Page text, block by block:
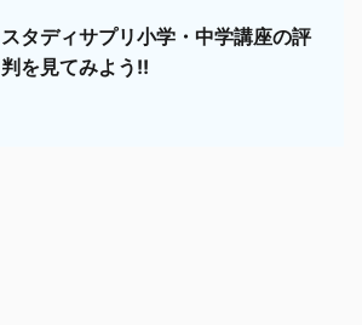
スタディサプリ小学・中学講座の評
判を見てみよう!!